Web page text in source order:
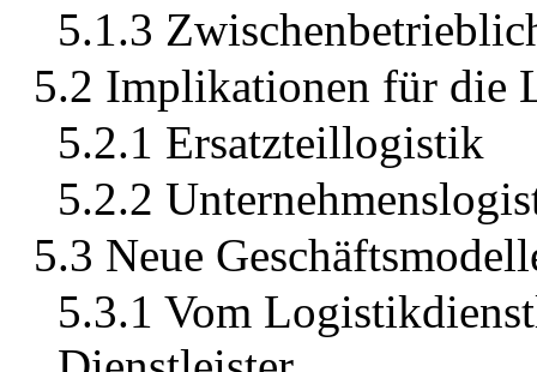
5.1.3
5.2 Implikationen für die
5.2.1 Ersatzteillogistik
5.2.2
5.3 Neue
5.3.1 Vom